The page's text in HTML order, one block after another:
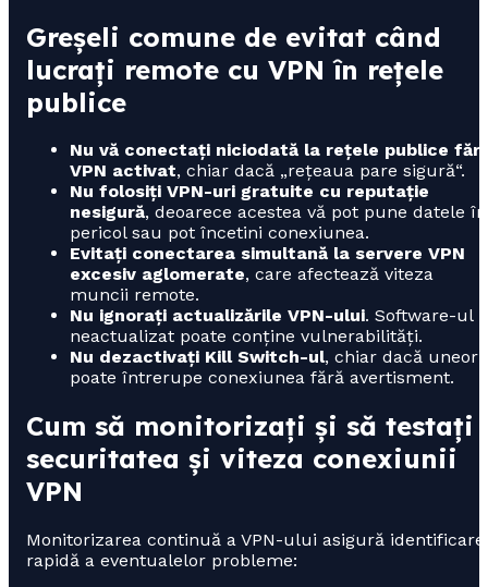
Greșeli comune de evitat când
lucrați remote cu VPN în rețele
publice
Nu vă conectați niciodată la rețele publice
VPN activat, chiar dacă „rețeaua pare sigură“.
Nu folosiți VPN-uri gratuite cu reputație
nesigură, deoarece acestea vă pot pune datele în
pericol sau pot încetini conexiunea.
Evitați conectarea simultană la servere VPN
excesiv aglomerate, care afectează viteza
muncii remote.
Nu ignorați actualizările VPN-ului. Software-ul
neactualizat poate conține vulnerabilități.
Nu dezactivați Kill Switch-ul, chiar dacă uneori
poate întrerupe conexiunea fără avertisment.
Cum să monitorizați și să testați
securitatea și viteza conexiunii
VPN
Monitorizarea continuă a VPN-ului asigură
rapidă a eventualelor probleme: